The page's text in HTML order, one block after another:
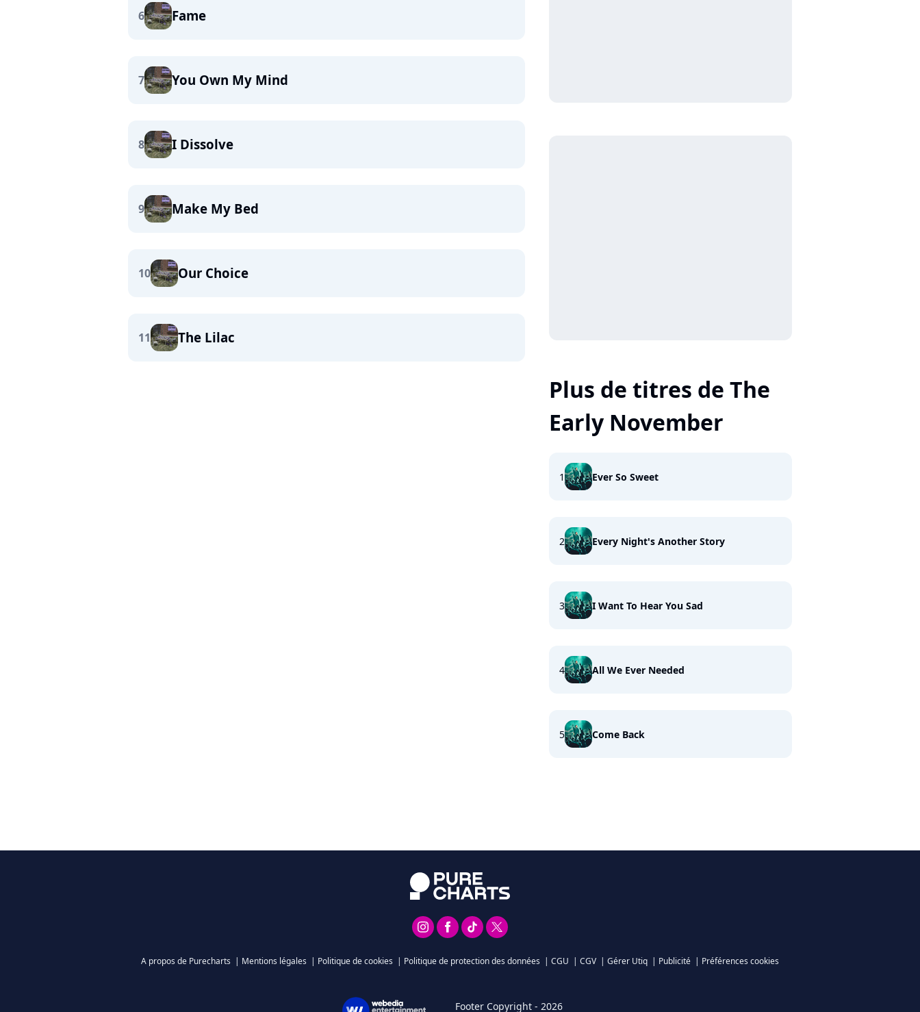
6 Fame
7 You Own My Mind
8 I Dissolve
9 Make My Bed
10 Our Choice
11 The Lilac
Plus de titres de The
Early November
1 Ever So Sweet
2 Every Night's Another Story
3 I Want To Hear You Sad
4 All We Ever Needed
5 Come Back
A propos de Purecharts | Mentions légales | Politique de cookies | Politique de protection des données | CGU | CGV | Gérer Utiq | Publicité | Préférences cookies
Footer Copyright - 2026